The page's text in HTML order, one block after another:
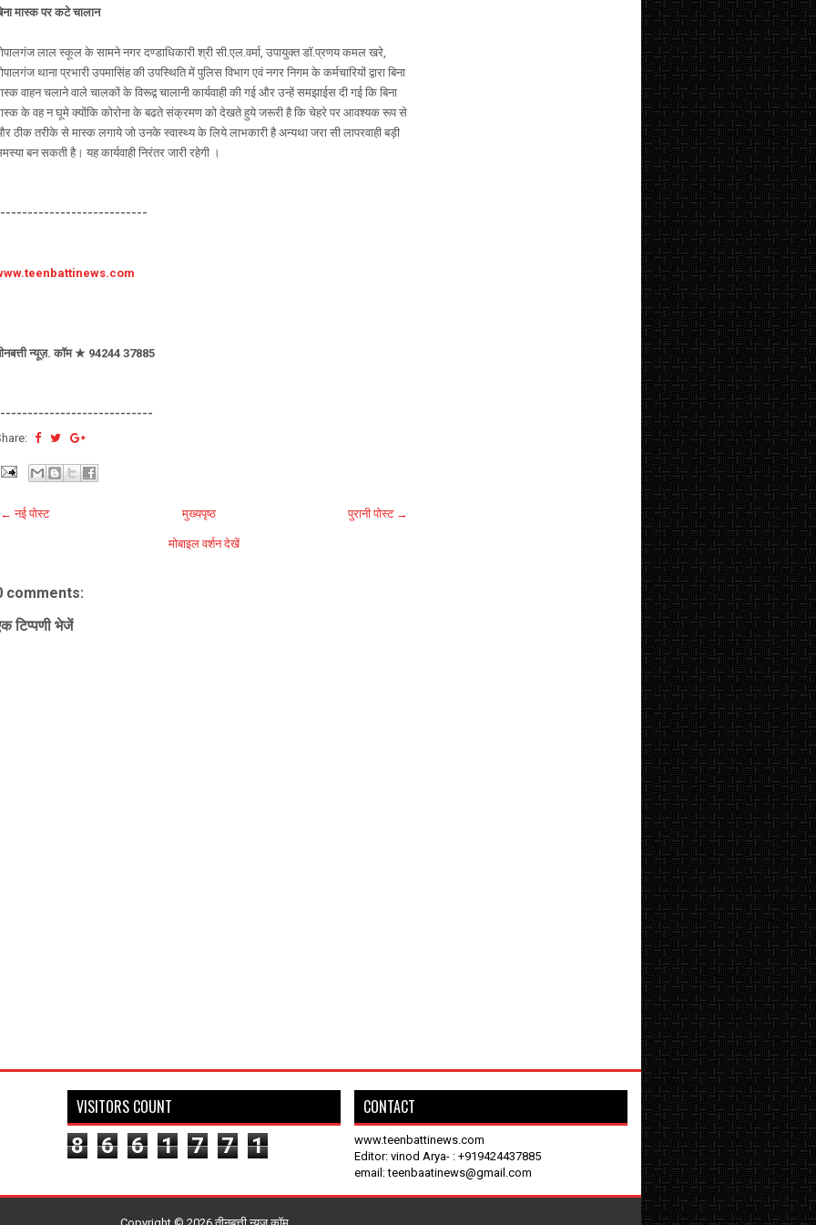
मास्क पर कटे चालान
लाल स्कूल के सामने नगर दण्डाधिकारी श्री सी.एल.वर्मा, उपायुक्त डाॅ.प्रणय कमल खरे,
थाना प्रभारी उपमासिंह की उपस्थिति में पुलिस विभाग एवं नगर निगम के कर्मचारियों द्वारा बिना
वाहन चलाने वाले चालकों के विरूद्व चालानी कार्यवाही की गई और उन्हें समझाईस दी गई कि बिना
के वह न घूमे क्योंकि कोरोना के बढते संक्रमण को देखते हुये जरूरी है कि चेहरे पर आवश्यक रूप से
ठीक तरीके से मास्क लगाये जो उनके स्वास्थ्य के लिये लाभकारी है अन्यथा जरा सी लापरवाही बड़ी
बन सकती है। यह कार्यवाही निरंतर जारी रहेगी ।
न्यूज़. कॉम ★ 94244 37885
← नई पोस्ट पुरानी पोस्ट →
मुख्यपृष्ठ
मोबाइल वर्शन देखें
comments:
टिप्पणी भेजें
VISITORS COUNT
8 6 6 1 7 7 1
CONTACT
www.teenbattinews.com
Editor: vinod Arya- : +919424437885
email: teenbaatinews@gmail.com
Copyright © 2026 तीनबत्ती न्यूज़.कॉम